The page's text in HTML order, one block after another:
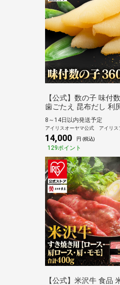
【公式】数の子 味付
歯ごたえ 昆布だし 利
仕込み 波濤 やまか 【
引不可】[kani]
8～14日以内発送予定
アイリスオーヤマ公式 アイリス
14,000 円 (税込)
129ポイント
【公式】米沢牛 食品